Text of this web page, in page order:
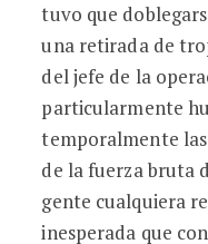
tuvo que
una retirada de
del jefe de la
particularmente
temporalmente
de la fuerza bruta
gente cualquiera
inesperada que